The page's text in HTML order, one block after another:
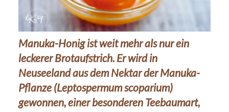
Manuka-Honig ist weit mehr als nur ein
leckerer Brotaufstrich. Er wird in
Neuseeland aus dem Nektar der Manuka-
Pflanze (Leptospermum scoparium)
gewonnen, einer besonderen Teebaumart,